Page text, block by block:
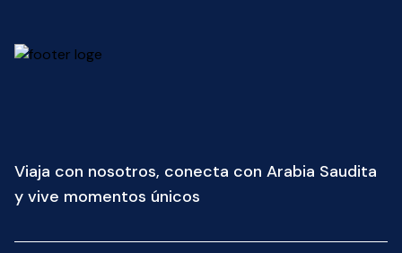
Viaja con nosotros, conecta con Arabia Saudita
y vive momentos únicos